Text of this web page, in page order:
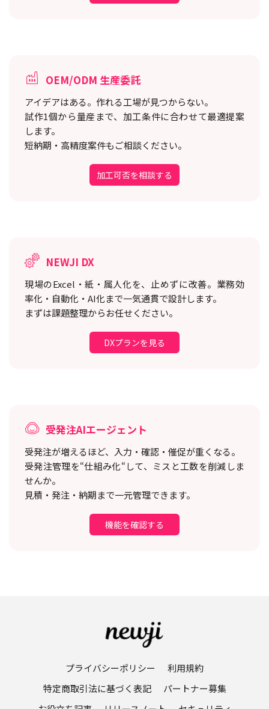
OEM/ODM 生産委託
アイデアはある。作れる工場が見つからない。
試作1個から量産まで、加工条件に合わせて最適提案
します。
短納期・高精度案件もご相談ください。
加工可否を相談する
NEWJI DX
現場のExcel・紙・属人化を、止めずに改善。 業務効
率化・自動化・AI化まで一気通貫で設計します。
まずは課題整理からお任せください。
DXプランを見る
受発注AIエージェント
受発注が増えるほど、入力・確認・催促が重くなる。
受発注管理を“仕組み化“して、ミスと工数を削減しま
せんか。
見積・発注・納期まで一元管理できます。
機能を確認する
プライバシーポリシー
利用規約
特定商取引法に基づく表記
パートナー募集